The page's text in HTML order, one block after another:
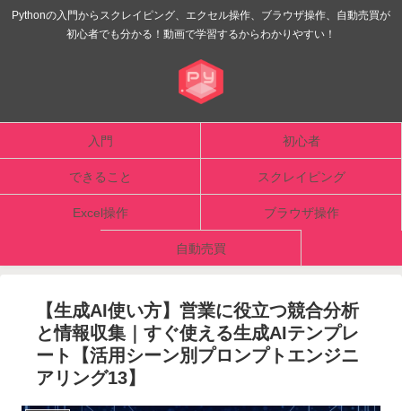
Pythonの入門からスクレイピング、エクセル操作、ブラウザ操作、自動売買が
初心者でも分かる！動画で学習するからわかりやすい！
入門 初心者
できること スクレイピング
Excel操作 ブラウザ操作
自動売買
【生成AI使い方】営業に役立つ競合分析
と情報収集｜すぐ使える生成AIテンプレ
ート【活用シーン別プロンプトエンジニ
アリング13】